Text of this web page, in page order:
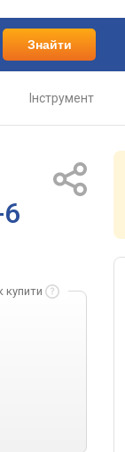
Знайти
Інструмент
купити